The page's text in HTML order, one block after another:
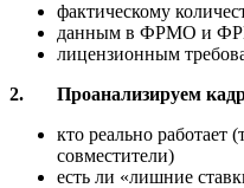
фактическому
данным в ФРМО и
лицензионным
2. Проанализируем
кто реально
совместители)
есть ли «лишние